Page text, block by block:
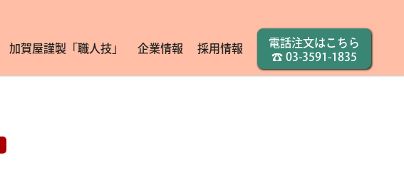
加賀屋謹製「職人技」 企業情報 採用情報
電話注文はこちら
☎ 03-3591-1835